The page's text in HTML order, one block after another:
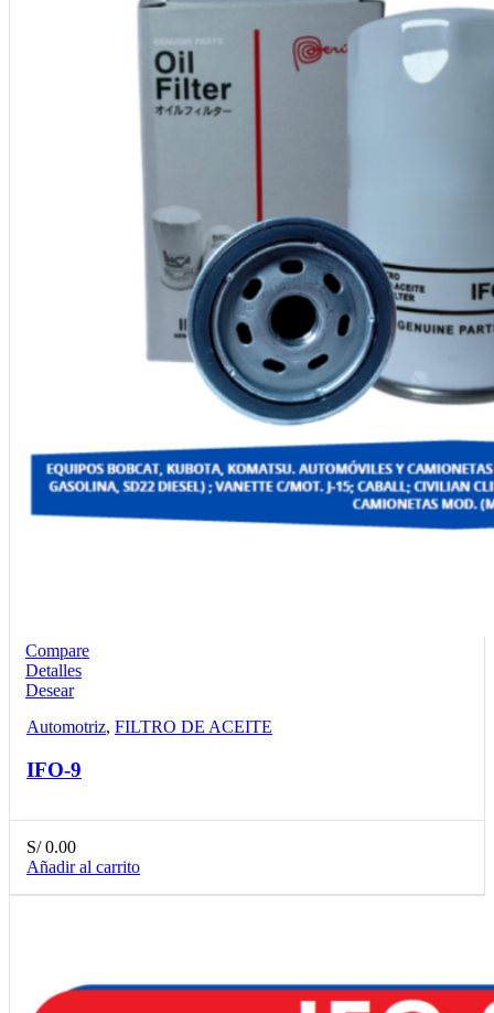
Compare
Detalles
Desear
Automotriz, FILTRO DE ACEITE
IFO-9
S/0.00
Añadir al carrito